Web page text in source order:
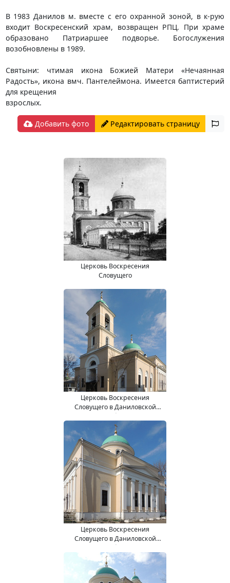
В 1983 Данилов м. вместе с его охранной зоной, в к-рую
входит Воскресенский храм, возвращен РПЦ. При храме
образовано Патриаршее подворье. Богослужения
возобновлены в 1989.
Святыни: чтимая икона Божией Матери «Нечаянная
Радость», икона вмч. Пантелеймона. Имеется баптистерий
для крещения
взрослых.
Добавить фото Редактировать страницу
Церковь Воскресения
Словущего
Церковь Воскресения
Словущего в Даниловской
слободе
Церковь Воскресения
Словущего в Даниловской
слободе